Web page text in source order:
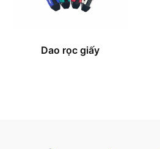
Dao rọc giấy